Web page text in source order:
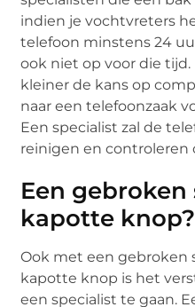
indien je vochtvreters
telefoon minstens 24
ook niet op voor die
kleiner de kans op
naar een telefoonzaak
Een specialist zal de
reinigen en controleren
Een
kapotte knop?
Ook met een gebroken
kapotte knop is het
een specialist te gaan.